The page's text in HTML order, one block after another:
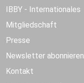
IBBY - Internationales
Mitgliedschaft
Presse
Newsletter abonnieren
Kontakt